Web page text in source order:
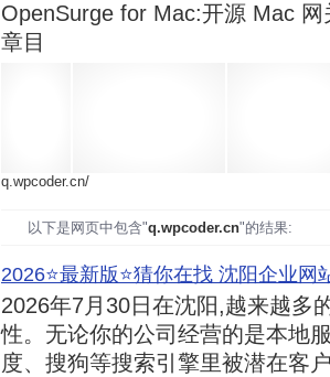
OpenSurge for Mac:开源 Mac
章目
q.wpcoder.cn/
以下是网页中包含"q.wpcoder.cn"的结果:
2026⭐️最新版⭐️猜你在找 沈阳企业网
2026年7月30日在沈阳,越来越多
性。无论你的公司经营的是本地
度、搜狗等搜索引擎里被潜在客